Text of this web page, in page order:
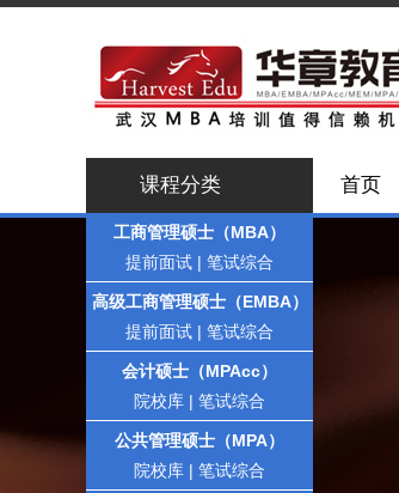
课程分类
工商管理硕士（MBA）
提前面试 | 笔试综合
高级工商管理硕士（EMBA）
提前面试 | 笔试综合
会计硕士（MPAcc）
院校库 | 笔试综合
公共管理硕士（MPA）
院校库 | 笔试综合
首页